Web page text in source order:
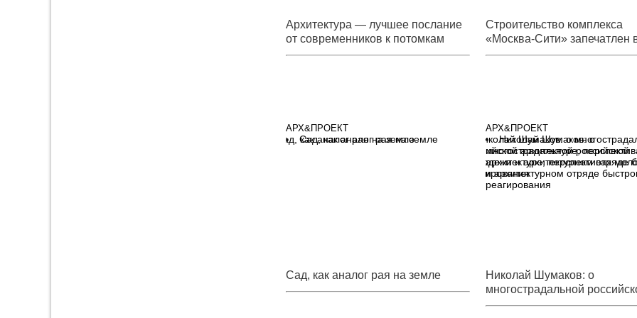
Архитектура — лучшее послание
от современников к потомкам
Строительство комплекса
«Москва-Сити» запечатлен
уникальной книге
АРХ&ПРОЕКТ
Сад, как аналог рая на земле
Сад, как аналог рая на земле
АРХ&ПРОЕКТ
Николай Шумаков: о
многострадальной российской
архитектуре, перспективах
и архитектурном отряде
реагирования
Николай Шумаков: о
многострадальной
архитектуре, перспективах